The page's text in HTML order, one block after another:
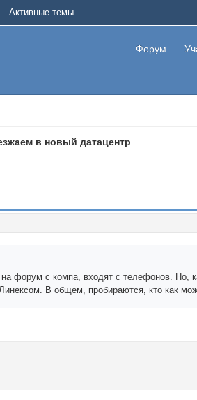
Форум
Активные темы
в новый датацентр
форум с компа, входят с телефонов. Но,
В общем, пробираются, кто как